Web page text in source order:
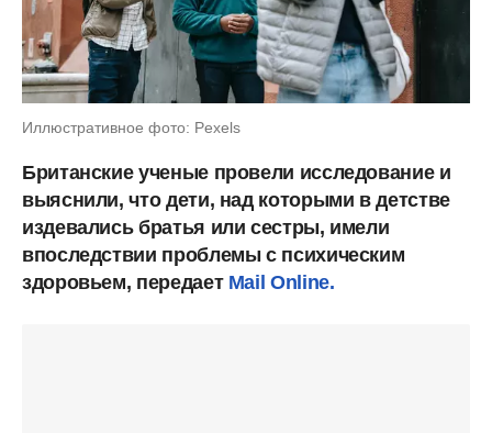
Иллюстративное фото: Pexels
Британские ученые провели исследование и
выяснили, что дети, над которыми в детстве
издевались братья или сестры, имели
впоследствии проблемы с психическим
здоровьем, передает Mail Online.